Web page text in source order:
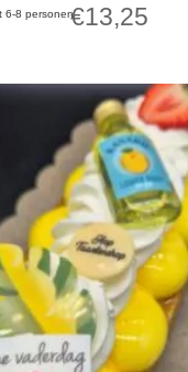
6-8 personen€13,25